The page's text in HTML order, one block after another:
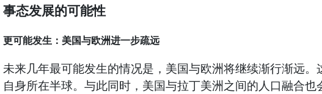
事态发展的可能性
更可能发生：美国与欧洲进一步疏远
未来几年最可能发生的情况是，美国与欧洲将继续渐行渐远
自身所在半球。与此同时，美国与拉丁美洲之间的人口融合